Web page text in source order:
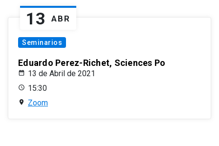
13 ABR
Seminarios
Eduardo Perez-Richet, Sciences Po
13 de Abril de 2021
15:30
Zoom